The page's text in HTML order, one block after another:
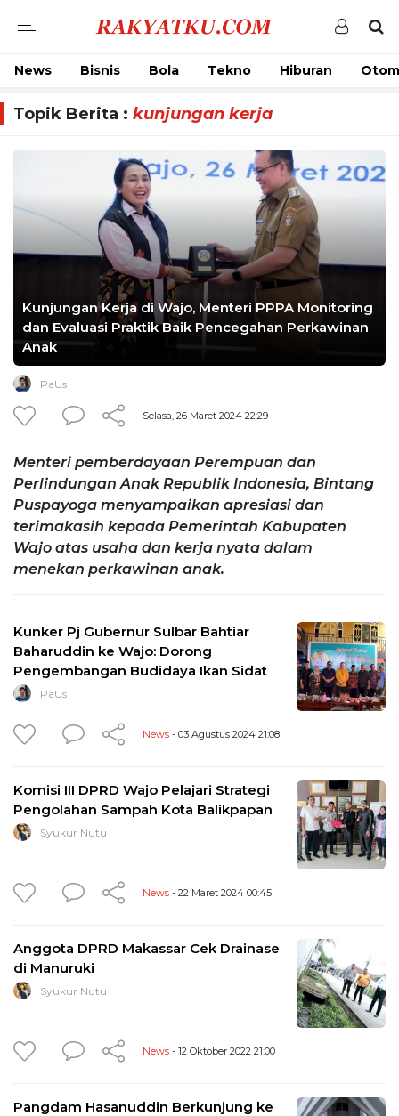
News Bisnis Bola Tekno Hiburan
Topik Berita : kunjungan kerja
Kunjungan Kerja di Wajo, Menteri PPPA Monitoring
dan Evaluasi Praktik Baik Pencegahan Perkawinan
Anak
PaUs
Selasa, 26 Maret 2024 22:29
Menteri pemberdayaan Perempuan dan
Perlindungan Anak Republik Indonesia, Bintang
Puspayoga menyampaikan apresiasi dan
terimakasih kepada Pemerintah Kabupaten
Wajo atas usaha dan kerja nyata dalam
menekan perkawinan anak.
Kunker Pj Gubernur Sulbar Bahtiar
Baharuddin ke Wajo: Dorong
Pengembangan Budidaya Ikan Sidat
PaUs
News - 03 Agustus 2024 21:08
Komisi III DPRD Wajo Pelajari Strategi
Pengolahan Sampah Kota Balikpapan
Syukur Nutu
News - 22 Maret 2024 00:45
Anggota DPRD Makassar Cek Drainase
di Manuruki
Syukur Nutu
News - 12 Oktober 2022 21:00
Pangdam Hasanuddin Berkunjung ke